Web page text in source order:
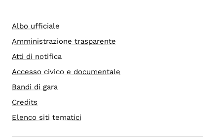
Albo ufficiale
Amministrazione trasparente
Atti di notifica
Accesso civico e documentale
Bandi di gara
Credits
Elenco siti tematici